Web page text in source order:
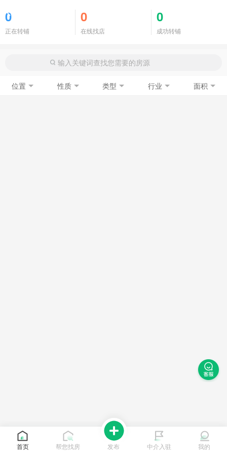
0
正在转铺
0
在线找店
0
成功转铺
位置 性质 类型 行业 面积
首页 帮您找房 发布 中介入驻 我的